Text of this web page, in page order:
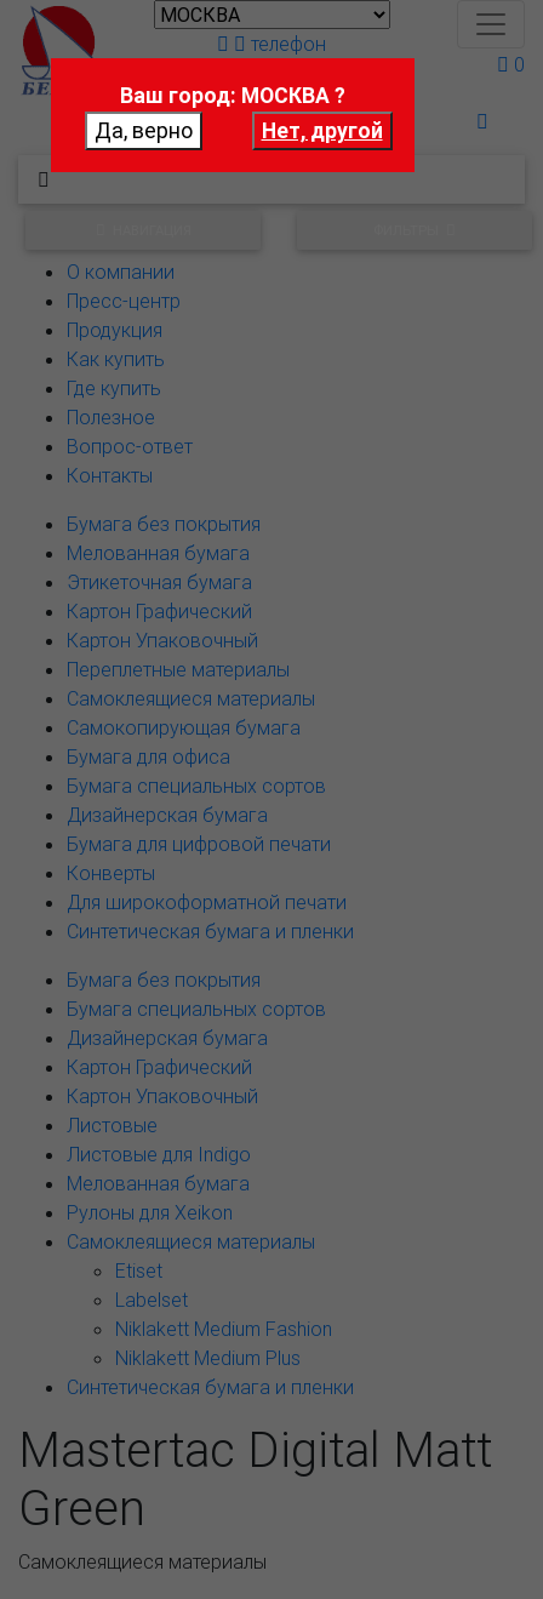
Поможем выбрать
телефон
0
О компании
Пресс-центр
Продукция
Как купить
Где купить
Полезное
Вопрос-ответ
Контакты
Бумага без покрытия
Мелованная бумага
Этикеточная бумага
Картон Графический
Картон Упаковочный
Переплетные материалы
Самоклеящиеся материалы
Самокопирующая бумага
Бумага для офиса
Бумага специальных сортов
Дизайнерская бумага
Бумага для цифровой печати
Конверты
Для широкоформатной печати
Синтетическая бумага и пленки
Бумага без покрытия
Бумага специальных сортов
Дизайнерская бумага
Картон Графический
Картон Упаковочный
Листовые
Листовые для Indigo
Мелованная бумага
Рулоны для Xeikon
Самоклеящиеся материалы
Etiset
Labelset
Niklakett Medium Fashion
Niklakett Medium Plus
Синтетическая бумага и пленки
Mastertac Digital Matt
Green
Самоклеящиеся материалы
Ваш город: МОСКВА ?